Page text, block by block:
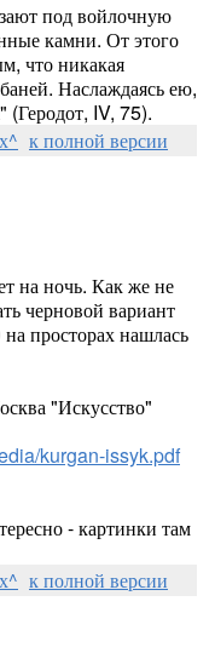
под войлочную
камни. От этого
что никакая
Наслаждаясь ею,
(Геродот, IV, 75).
к полной версии
на ночь. Как же не
черновой вариант
просторах нашлась
"Искусство"
kurgan-issyk.pdf
- картинки там
к полной версии